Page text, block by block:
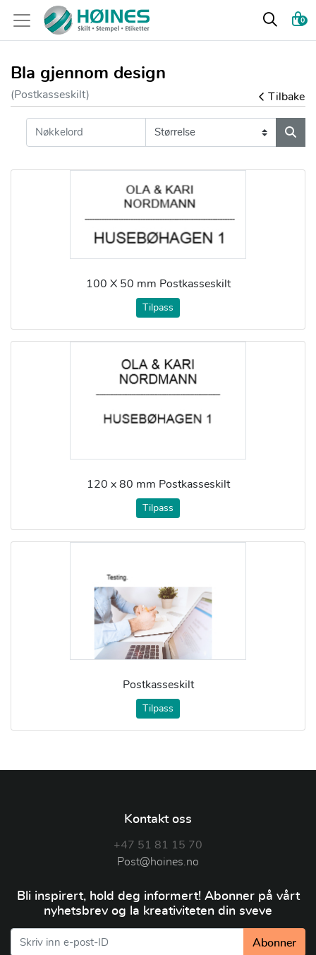
0
Bla gjennom design
(Postkasseskilt) Tilbake
100 X 50 mm Postkasseskilt
Tilpass
120 x 80 mm Postkasseskilt
Tilpass
Postkasseskilt
Tilpass
Kontakt oss
+47 51 81 15 70
Post@hoines.no
Bli inspirert, hold deg informert! Abonner på vårt
nyhetsbrev og la kreativiteten din sveve
Abonner